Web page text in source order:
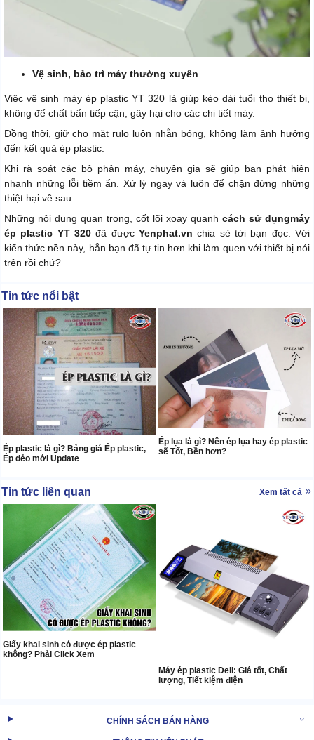
Vệ sinh, bảo trì máy thường xuyên
Việc vệ sinh máy ép plastic YT 320 là giúp kéo dài tuổi thọ thiết bị,
không để chất bẩn tiếp cận, gây hại cho các chi tiết máy.
Đồng thời, giữ cho mặt rulo luôn nhẵn bóng, không làm ảnh hưởng
đến kết quả ép plastic.
Khi rà soát các bộ phận máy, chuyên gia sẽ giúp bạn phát hiện
nhanh những lỗi tiềm ẩn. Xử lý ngay và luôn để chặn đứng những
thiệt hại về sau.
Những nội dung quan trọng, cốt lõi xoay quanh cách sử dụngmáy
ép plastic YT 320 đã được Yenphat.vn chia sẻ tới bạn đọc. Với
kiến thức nền này, hẳn bạn đã tự tin hơn khi làm quen với thiết bị nói
trên rồi chứ?
Tin tức nổi bật
Ép plastic là gì? Bảng giá Ép plastic,
Ép dẻo mới Update
Ép lụa là gì? Nên ép lụa hay ép plastic
sẽ Tốt, Bền hơn?
Tin tức liên quan Xem tất cả
Giấy khai sinh có được ép plastic
không? Phải Click Xem
Máy ép plastic Deli: Giá tốt, Chất
lượng, Tiết kiệm điện
CHÍNH SÁCH BÁN HÀNG